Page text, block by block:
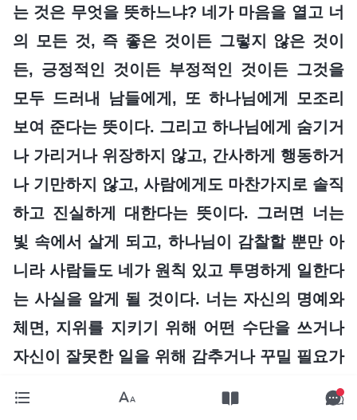
는 것은 무엇을 뜻하느냐? 네가 마음을 열고 너
의 모든 것, 즉 좋은 것이든 그렇지 않은 것이
든, 긍정적인 것이든 부정적인 것이든 그것을
모두 드러내 남들에게, 또 하나님에게 모조리
보여 준다는 뜻이다. 그리고 하나님에게 숨기거
나 가리거나 위장하지 않고, 간사하게 행동하거
나 기만하지 않고, 사람에게도 마찬가지로 솔직
하고 진실하게 대한다는 뜻이다. 그러면 너는
빛 속에서 살게 되고, 하나님이 감찰할 뿐만 아
니라 사람들도 네가 원칙 있고 투명하게 일한다
는 사실을 알게 될 것이다. 너는 자신의 명예와
체면, 지위를 지키기 위해 어떤 수단을 쓰거나
자신이 잘못한 일을 위해 감추거나 꾸밀 필요가
없다. 이러한 부질없는 노력을 하지 않아도 된